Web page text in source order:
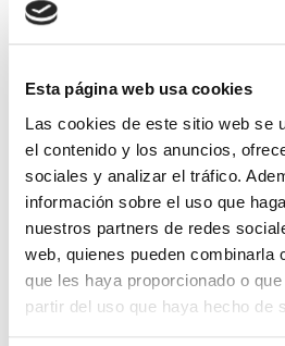
Esta página web usa cookies
Las cookies de este sitio web se
el contenido y los anuncios,
sociales y analizar el tráfico.
información sobre el uso que
nuestros partners de redes
web, quienes pueden combinarla
que les haya proporcionado o
partir del uso que haya hecho de